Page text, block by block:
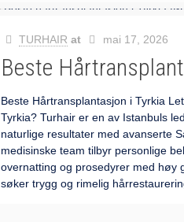
TURHAIR at mai 17, 2026
Beste
Beste Hårtransplantasjon i Tyrkia
Tyrkia? Turhair er en av Istanbuls
naturlige resultater med avanserte
medisinske team tilbyr personlige
overnatting og prosedyrer med høy
søker trygg og rimelig